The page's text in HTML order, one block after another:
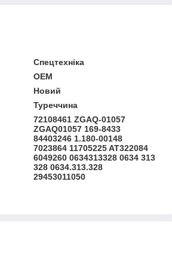
Спецтехніка
OEM
Новий
Туреччина
72108461 ZGAQ-01057
ZGAQ01057 169-8433
84403246 1.180-00148
7023864 11705225 AT322084
6049260 0634313328 0634 313
328 0634.313.328
29453011050